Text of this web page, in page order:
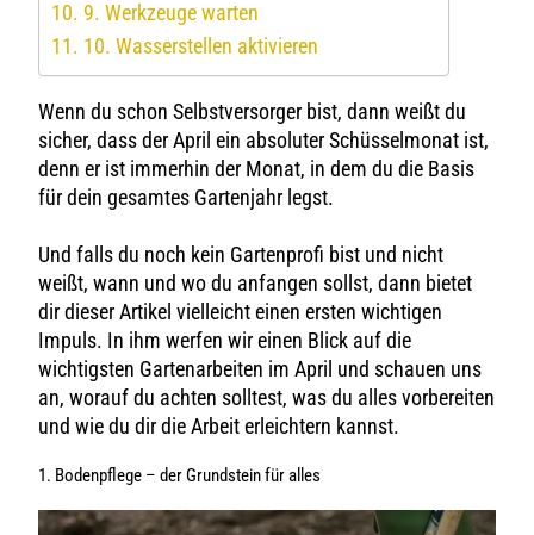
9. Werkzeuge warten
10. Wasserstellen aktivieren
Wenn du schon Selbstversorger bist, dann weißt du
sicher, dass der April ein absoluter Schüsselmonat ist,
denn er ist immerhin der Monat, in dem du die Basis
für dein gesamtes Gartenjahr legst.
Und falls du noch kein Gartenprofi bist und nicht
weißt, wann und wo du anfangen sollst, dann bietet
dir dieser Artikel vielleicht einen ersten wichtigen
Impuls. In ihm werfen wir einen Blick auf die
wichtigsten Gartenarbeiten im April und schauen uns
an, worauf du achten solltest, was du alles vorbereiten
und wie du dir die Arbeit erleichtern kannst.
1. Bodenpflege – der Grundstein für alles